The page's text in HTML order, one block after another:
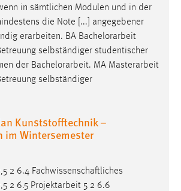
in sämtlichen Modulen und in der
die Note [...] angegebener
erarbeiten. BA Bachelorarbeit
selbständiger studentischer
der Bachelorarbeit. MA Masterarbeit
selbständiger
Kunststofftechnik –
im Wintersemester
2 6.4 Fachwissenschaftliches
2 6.5 Projektarbeit 5 2 6.6